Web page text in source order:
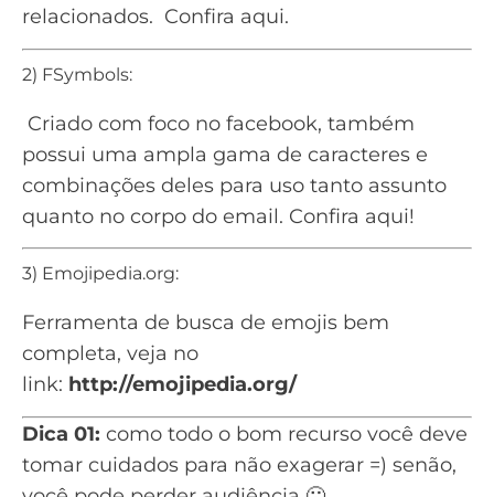
relacionados. Confira aqui.
2) FSymbols:
Criado com foco no facebook, também
possui uma ampla gama de caracteres e
combinações deles para uso tanto assunto
quanto no corpo do email. Confira aqui!
3) Emojipedia.org:
Ferramenta de busca de emojis bem
completa, veja no
link: http://emojipedia.org/
Dica 01: como todo o bom recurso você deve
tomar cuidados para não exagerar =) senão,